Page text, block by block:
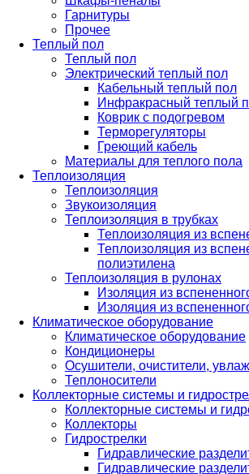
Гарнитуры
Прочее
Теплый пол
Теплый пол
Электрический теплый пол
Кабельный теплый пол
Инфракрасный теплый
Коврик с подогревом
Терморегуляторы
Греющий кабель
Материалы для теплого пола
Теплоизоляция
Теплоизоляция
Звукоизоляция
Теплоизоляция в трубках
Теплоизоляция из
Теплоизоляция из
полиэтилена
Теплоизоляция в рулонах
Изоляция из
Изоляция из
Климатическое оборудование
Климатическое оборудование
Кондиционеры
Осушители, очистители,
Теплоносители
Коллекторные системы и
Коллекторные системы и
Коллекторы
Гидрострелки
Гидравлические
Гидравлические